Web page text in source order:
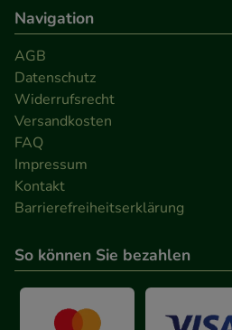
Navigation
AGB
Datenschutz
Widerrufsrecht
Versandkosten
FAQ
Impressum
Kontakt
Barrierefreiheitserklärung
So können Sie bezahlen